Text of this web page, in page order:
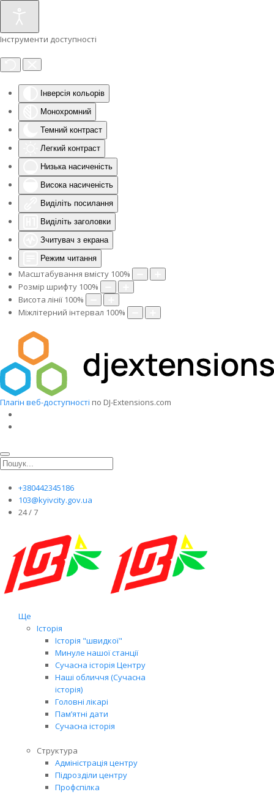
Інструменти доступності
Інверсія кольорів
Монохромний
Темний контраст
Легкий контраст
Низька насиченість
Висока насиченість
Виділіть посилання
Виділіть заголовки
Зчитувач з екрана
Режим читання
Масштабування вмісту 100%
Розмір шрифту 100%
Висота лінії 100%
Міжлітерний інтервал 100%
Плагін веб-доступності по DJ-Extensions.com
+380442345186
103@kyivcity.gov.ua
24 / 7
Ще
Історія
Історія "швидкої"
Минуле нашої станції
Сучасна історія Центру
Наші обличчя (Сучасна
історія)
Головні лікарі
Пам’ятні дати
Сучасна історія
Структура
Адміністрація центру
Підрозділи центру
Профспілка